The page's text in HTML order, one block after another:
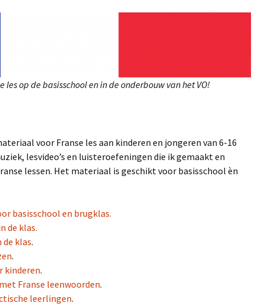
les op de basisschool en in de onderbouw van het VO!
voor Franse les aan kinderen en jongeren van 6-16
lesvideo’s en luisteroefeningen die ik gemaakt en
lessen. Het materiaal is geschikt voor basisschool èn
basisschool en brugklas.
de klas.
de klas.
.
kinderen.
Franse leenwoorden.
leerlingen.